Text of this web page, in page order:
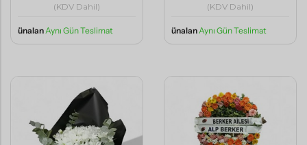
(KDV Dahil)
ünalan Aynı Gün Teslimat
(KDV Dahil)
ünalan Aynı Gün Teslimat